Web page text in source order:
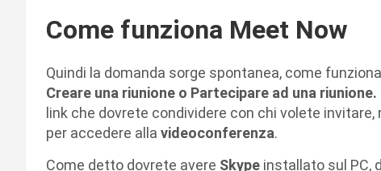
Come funziona Meet Now
Quindi la domanda sorge spontanea, come
Creare una riunione o Partecipare ad una riunione.
link che dovrete condividere con chi volete
per accedere alla videoconferenza.
Come detto dovrete avere Skype installato sul PC,